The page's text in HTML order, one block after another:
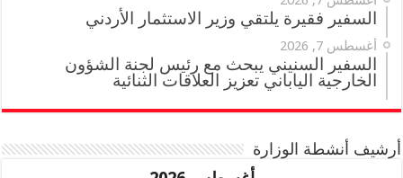
السفير فقيرة يلتقي وزير الاستثمار الأردني
أغسطس 7, 2026
السفير السنيني يبحث مع رئيس لجنة الشؤون
الخارجية الياباني تعزيز العلاقات الثنائية
أرشيف أنشطة الوزارة